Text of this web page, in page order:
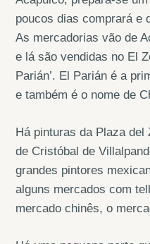
poucos dias comprará e
As mercadorias vão de
e lá são vendidas no El
Parián’. El Parián é a
e também é o nome de
Há pinturas da Plaza
de Cristóbal de
grandes pintores
alguns mercados com
mercado chinês, o